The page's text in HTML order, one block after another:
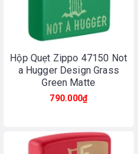
Hộp Quẹt Zippo 47150 Not
a Hugger Design Grass
Green Matte
790.000₫